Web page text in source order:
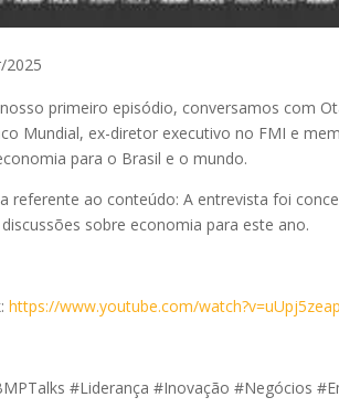
2025
primeiro episódio, conversamos com
Mundial, ex-diretor executivo no FMI e
para o Brasil e o mundo.
referente ao conteúdo: A entrevista foi
sobre economia para este ano.
https://www.youtube.com/
#Liderança #Inovação #Negócios